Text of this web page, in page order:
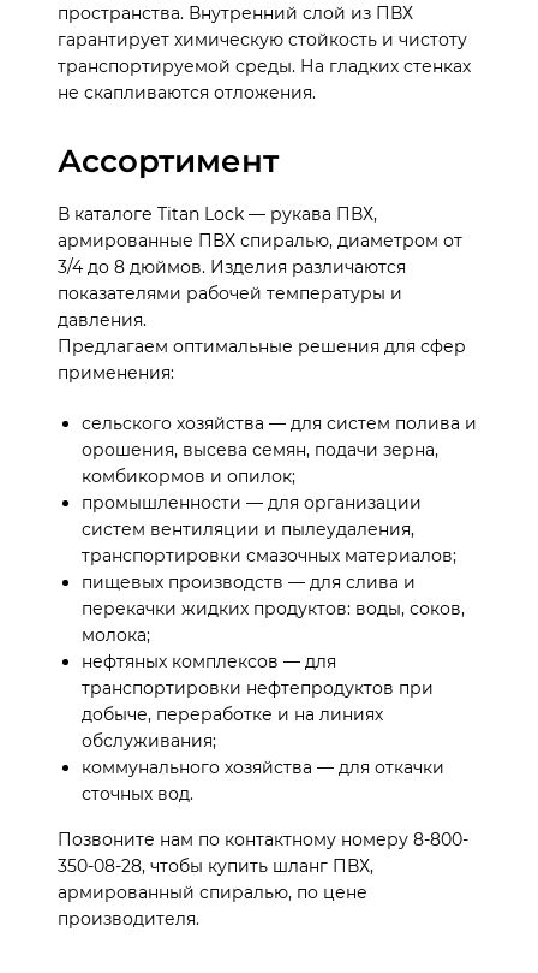
пространства. Внутренний слой из ПВХ
гарантирует химическую стойкость и чистоту
транспортируемой среды. На гладких стенках
не скапливаются отложения.
Ассортимент
В каталоге Titan Lock — рукава ПВХ,
армированные ПВХ спиралью, диаметром от
3/4 до 8 дюймов. Изделия различаются
показателями рабочей температуры и
давления.
Предлагаем оптимальные решения для сфер
применения:
сельского хозяйства — для систем полива и
орошения, высева семян, подачи зерна,
комбикормов и опилок;
промышленности — для организации
систем вентиляции и пылеудаления,
транспортировки смазочных материалов;
пищевых производств — для слива и
перекачки жидких продуктов: воды, соков,
молока;
нефтяных комплексов — для
транспортировки нефтепродуктов при
добыче, переработке и на линиях
обслуживания;
коммунального хозяйства — для откачки
сточных вод.
Позвоните нам по контактному номеру 8-800-
350-08-28, чтобы купить шланг ПВХ,
армированный спиралью, по цене
производителя.